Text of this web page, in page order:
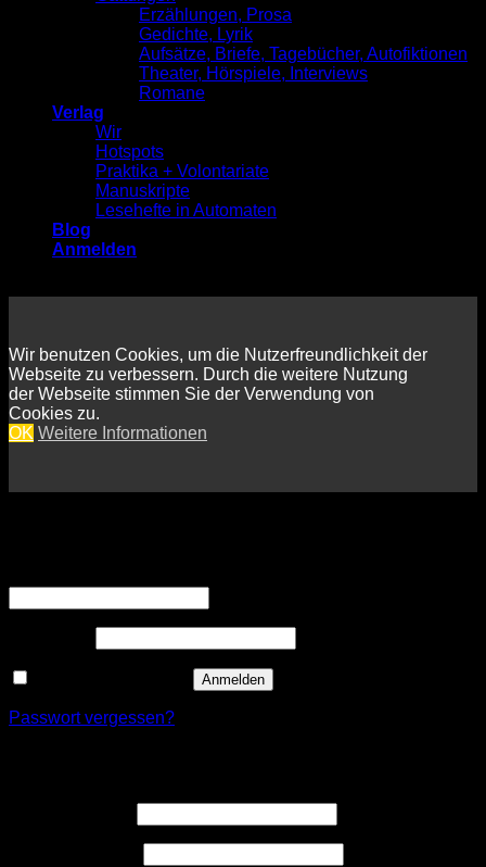
Erzählungen, Prosa
Gedichte, Lyrik
Aufsätze, Briefe, Tagebücher, Autofiktionen
Theater, Hörspiele, Interviews
Romane
Verlag
Wir
Hotspots
Praktika + Volontariate
Manuskripte
Lesehefte in Automaten
Blog
Anmelden
Wir benutzen Cookies, um die Nutzerfreundlichkeit der
Webseite zu verbessern. Durch die weitere Nutzung
der Webseite stimmen Sie der Verwendung von
Cookies zu.
OK Weitere Informationen
Anmelden
Passwort vergessen?